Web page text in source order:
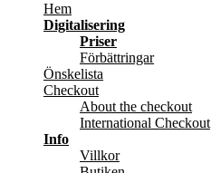
Hem
Digitalisering
Priser
Förbättringar
Önskelista
Checkout
About the checkout
International Checkout
Info
Villkor